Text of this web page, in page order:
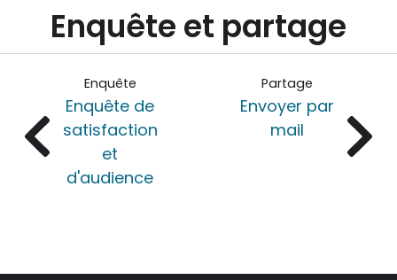
Enquête et partage
Enquête
Enquête de
satisfaction
et
d'audience
Partage
Envoyer par
mail